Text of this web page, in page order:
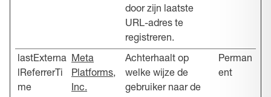
door zijn laatste
URL-adres te
registreren.
lastExterna
lReferrerTi
me
Meta
Platforms,
Inc.
Achterhaalt op
welke wijze de
gebruiker naar de
Perman
ent